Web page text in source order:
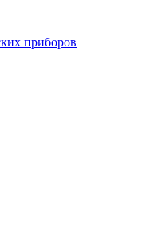
приборов